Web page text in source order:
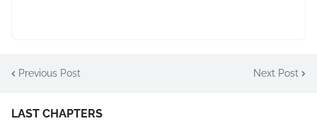
Previous Post Next Post
LAST CHAPTERS